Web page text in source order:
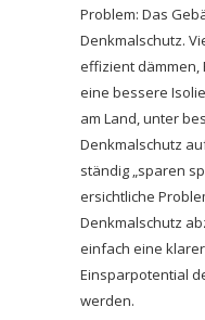
Problem: Das
Denkmalschutz.
effizient dämmen,
eine bessere
am Land, unter
Denkmalschutz
ständig „sparen
ersichtliche
Denkmalschutz
einfach eine
Einsparpotential
werden.